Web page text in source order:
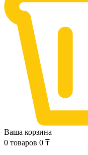
Ваша корзина
0 товаров 0 ₸